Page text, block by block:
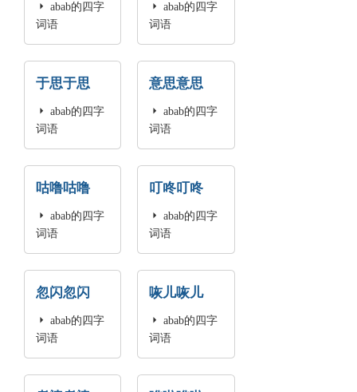

abab的四字
词语

abab的四字
词语
于思于思

abab的四字
词语
意思意思

abab的四字
词语
咕噜咕噜

abab的四字
词语
叮咚叮咚

abab的四字
词语
忽闪忽闪

abab的四字
词语
咴儿咴儿

abab的四字
词语